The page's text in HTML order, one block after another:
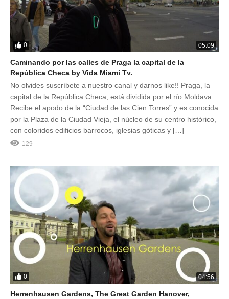
0 05:09
Caminando por las calles de Praga la capital de la
República Checa by Vida Miami Tv.
No olvides suscríbete a nuestro canal y darnos like!! Praga, la
capital de la República Checa, está dividida por el río Moldava.
Recibe el apodo de la “Ciudad de las Cien Torres” y es conocida
por la Plaza de la Ciudad Vieja, el núcleo de su centro histórico,
con coloridos edificios barrocos, iglesias góticas y […]
129
0 04:56
Herrenhausen Gardens, The Great Garden Hanover,